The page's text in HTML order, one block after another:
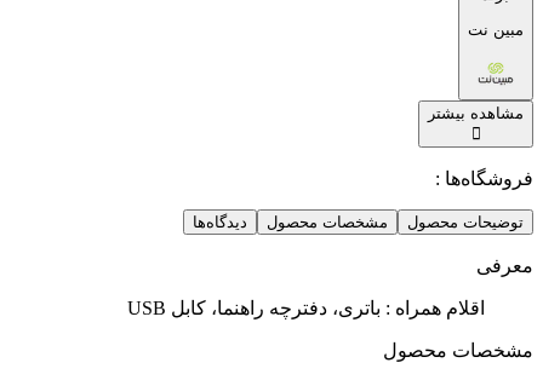
مبین نت
مشاهده بیشتر
فروشگاه‌ها :
توضیحات محصول مشخصات محصول دیدگاه‌ها
معرفی
اقلام همراه : باتری، دفترچه‌ راهنما، کابل USB
مشخصات محصول